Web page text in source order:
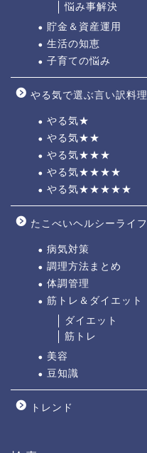
悩み事解決
貯金＆資産運用
生活の知恵
子育ての悩み
やる気で選ぶ言い訳料理
やる気★
やる気★★
やる気★★★
やる気★★★★
やる気★★★★★
たこべいヘルシーライフ
病気対策
調理方法まとめ
体調管理
筋トレ＆ダイエット
ダイエット
筋トレ
美容
豆知識
トレンド